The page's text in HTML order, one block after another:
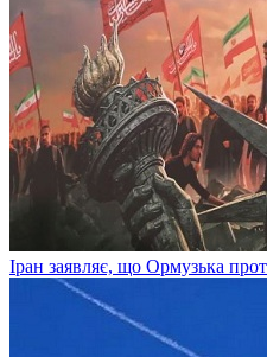
​Іран заявляє, що Ормузька